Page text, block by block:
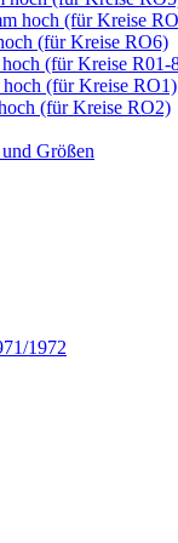
hoch (für Kreise
(für Kreise RO6)
(für Kreise R01-
(für Kreise RO1)
(für Kreise RO2)
Größen
1972